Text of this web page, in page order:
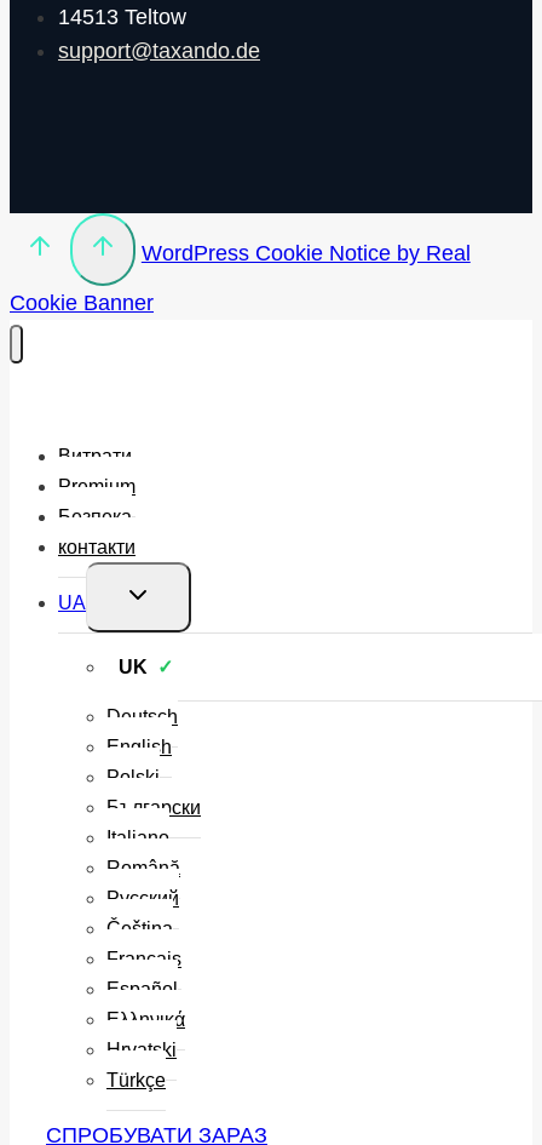
14513 Teltow
support@taxando.de
WordPress Cookie Notice by Real
Cookie Banner
Витрати
Premium
Безпека
контакти
UA
Перемкнути
нащадка
UK
Deutsch
English
Polski
Български
Italiano
Română
Русский
Čeština
Français
Español
Ελληνικά
Hrvatski
Türkçe
СПРОБУВАТИ ЗАРАЗ